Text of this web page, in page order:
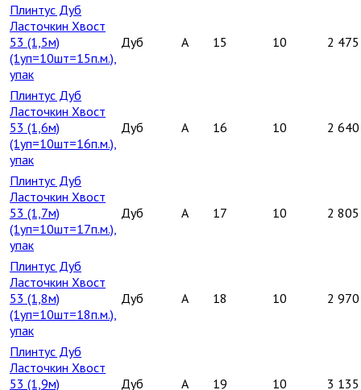
Плинтус Дуб
Ласточкин Хвост
53 (1,5м)
(1уп=10шт=15п.м.),
упак
Дуб A 15 10 2 475
Плинтус Дуб
Ласточкин Хвост
53 (1,6м)
(1уп=10шт=16п.м.),
упак
Дуб A 16 10 2 640
Плинтус Дуб
Ласточкин Хвост
53 (1,7м)
(1уп=10шт=17п.м.),
упак
Дуб A 17 10 2 805
Плинтус Дуб
Ласточкин Хвост
53 (1,8м)
(1уп=10шт=18п.м.),
упак
Дуб A 18 10 2 970
Плинтус Дуб
Ласточкин Хвост
53 (1,9м)
Дуб A 19 10 3 135